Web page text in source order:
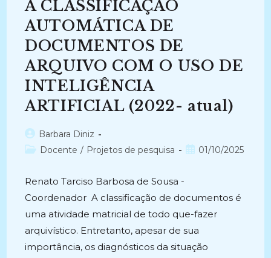
GESTÃO
ARQUIVÍSTICA
DE
DOCUMENTOS
DA
AGÊNCIA
DE
AVIAÇÃO
CIVIL
–
ANAC
(2014-
A CLASSIFICAÇÃO
AUTOMÁTICA DE
DOCUMENTOS DE
ARQUIVO COM O USO DE
INTELIGÊNCIA
ARTIFICIAL (2022- atual)
Autor
do
Barbara Diniz
Categoria
Docente / Projetos de pesquisa
Post01/10/2025
Renato Tarciso Barbosa de Sousa -
Coordenador A classificação de documentos é
uma atividade matricial de todo que-fazer
arquivístico. Entretanto, apesar de sua
importância, os diagnósticos da situação